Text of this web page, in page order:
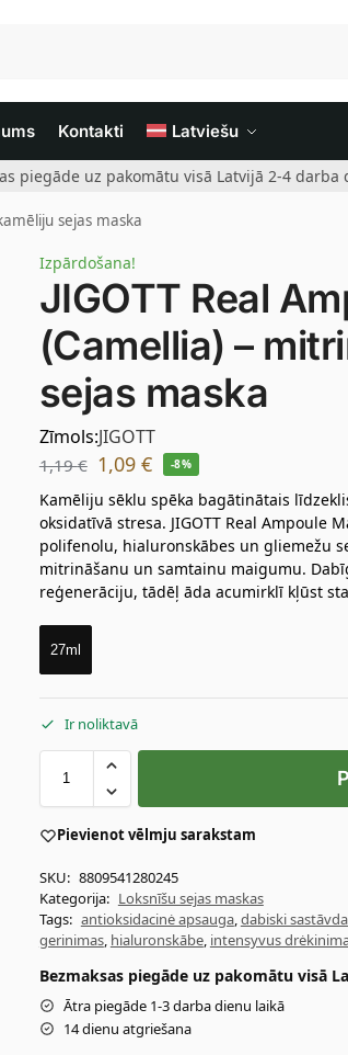
Kontakti Latviešu
piegāde uz pakomātu visā Latvijā 2-4 darba
sejas maska
Izpārdošana!
JIGOTT Real
(Camellia) –
sejas maska
Zīmols:JIGOTT
1,19€ 1,09 € -8%
Kamēliju sēklu spēka bagātinātais
oksidatīvā stresa. JIGOTT Real Ampoule
polifenolu, hialuronskābes un gliemežu
mitrināšanu un samtainu maigumu.
reģenerāciju, tādēļ āda acumirklī kļūst
27ml
Ir noliktavā
Pievienot vēlmju sarakstam
SKU: 8809541280245
Kategorija: Loksnīšu sejas maskas
Tags: antioksidacinė apsauga,dabiski
gerinimas, hialuronskābe, intensyvus
Bezmaksas piegāde uz pakomātu visā
Ātra piegāde 1-3 darba dienu laikā
14 dienu atgriešana